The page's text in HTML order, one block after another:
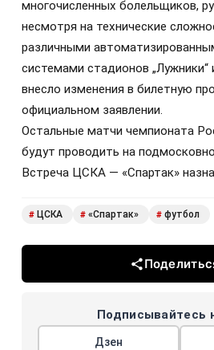
многочисленных болельщиков,
несмотря на технические
различными
системами стадионов „Лужники“
внесло изменения в билетную
официальном заявлении.
Остальные матчи чемпионата
будут проводить на
Встреча ЦСКА — «Спартак»
# ЦСКА # «Спартак» # футбол
Подписывайтесь
Дзен